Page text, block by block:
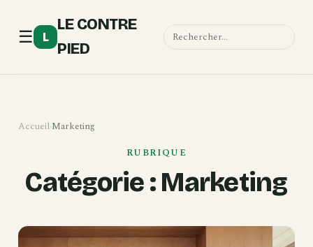
☰ L
LE CONTRE
PIED
Accueil›Marketing
RUBRIQUE
Catégorie : Marketing